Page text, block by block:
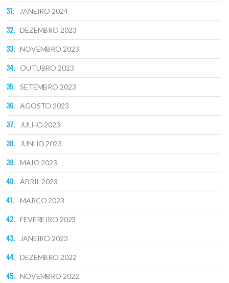
JANEIRO 2024
DEZEMBRO 2023
NOVEMBRO 2023
OUTUBRO 2023
SETEMBRO 2023
AGOSTO 2023
JULHO 2023
JUNHO 2023
MAIO 2023
ABRIL 2023
MARÇO 2023
FEVEREIRO 2023
JANEIRO 2023
DEZEMBRO 2022
NOVEMBRO 2022